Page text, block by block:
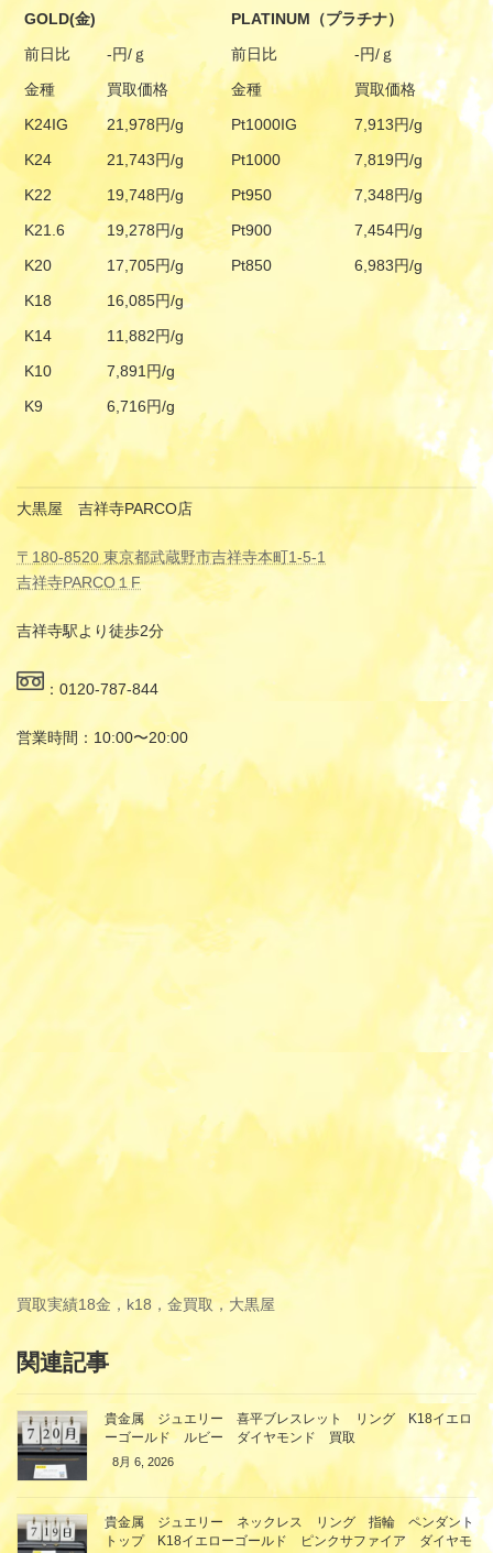
GOLD(金)
PLATINUM（プラチナ）
前日比
-円/ｇ 前日比
-円/ｇ
金種
買取価格 金種
買取価格
K24IG
21,978円/g Pt1000IG
7,913円/g
K24
21,743円/g Pt1000
7,819円/g
K22
19,748円/g Pt950
7,348円/g
K21.6
19,278円/g Pt900
7,454円/g
K20
17,705円/g Pt850
6,983円/g
K18
16,085円/g
K14
11,882円/g
K10
7,891円/g
K9
6,716円/g
大黒屋 吉祥寺PARCO店
〒180-8520 東京都武蔵野市吉祥寺本町1-5-1
吉祥寺PARCO１F
吉祥寺駅より徒歩2分
：0120-787-844
営業時間：10:00〜20:00
買取実績18金，k18，金買取，大黒屋
関連記事
貴金属 ジュエリー 喜平ブレスレット リング K18イエロ
ーゴールド ルビー ダイヤモンド 買取
8月 6, 2026
貴金属 ジュエリー ネックレス リング 指輪 ペンダント
トップ K18イエローゴールド ピンクサファイア ダイヤモ